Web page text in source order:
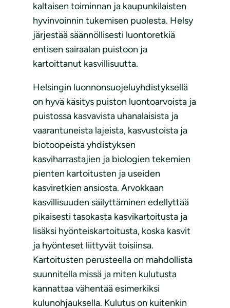
kaltaisen toiminnan ja kaupunkilaisten
hyvinvoinnin tukemisen puolesta. Helsy
järjestää säännöllisesti luontoretkiä
entisen sairaalan puistoon ja
kartoittanut kasvillisuutta.
Helsingin luonnonsuojeluyhdistyksellä
on hyvä käsitys puiston luontoarvoista ja
puistossa kasvavista uhanalaisista ja
vaarantuneista lajeista, kasvustoista ja
biotoopeista yhdistyksen
kasviharrastajien ja biologien tekemien
pienten kartoitusten ja useiden
kasviretkien ansiosta. Arvokkaan
kasvillisuuden säilyttäminen edellyttää
pikaisesti tasokasta kasvikartoitusta ja
lisäksi hyönteiskartoitusta, koska kasvit
ja hyönteset liittyvät toisiinsa.
Kartoitusten perusteella on mahdollista
suunnitella missä ja miten kulutusta
kannattaa vähentää esimerkiksi
kulunohjauksella. Kulutus on kuitenkin